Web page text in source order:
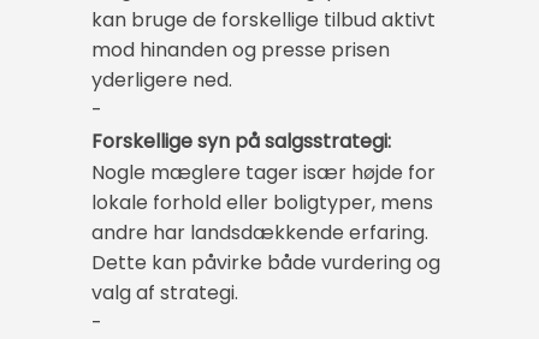
kan bruge de forskellige tilbud aktivt
mod hinanden og presse prisen
yderligere ned.
-
Forskellige syn på salgsstrategi:
Nogle mæglere tager især højde for
lokale forhold eller boligtyper, mens
andre har landsdækkende erfaring.
Dette kan påvirke både vurdering og
valg af strategi.
-